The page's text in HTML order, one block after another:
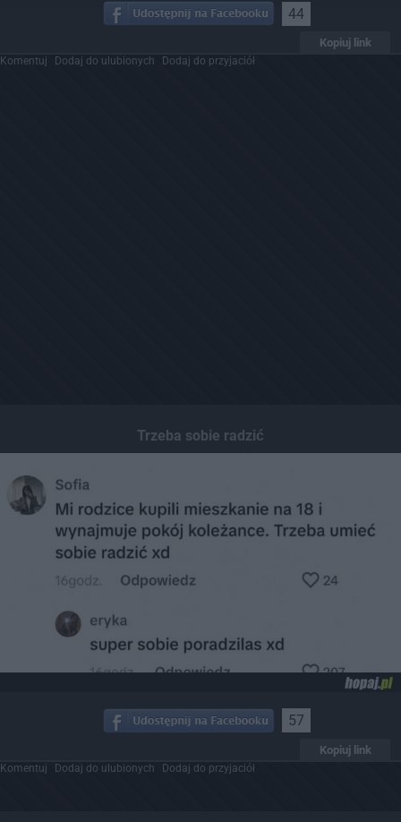
44
Kopiuj link
Komentuj Dodaj do ulubionych Dodaj do przyjaciół
Trzeba sobie radzić
57
Kopiuj link
Komentuj Dodaj do ulubionych Dodaj do przyjaciół